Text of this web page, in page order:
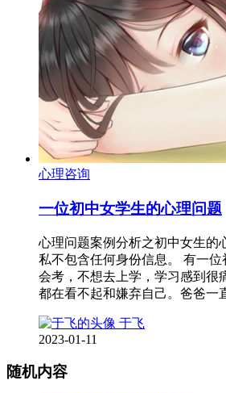
心理咨询
一位初中女学生的心理问题
心理问题案例分析之初中女生的
私不包含任何身份信息。 有一
会考，不想去上学，学习感到很
都在看不起和嫌弃自己。爸爸一
于飞
2023-01-11
随机内容